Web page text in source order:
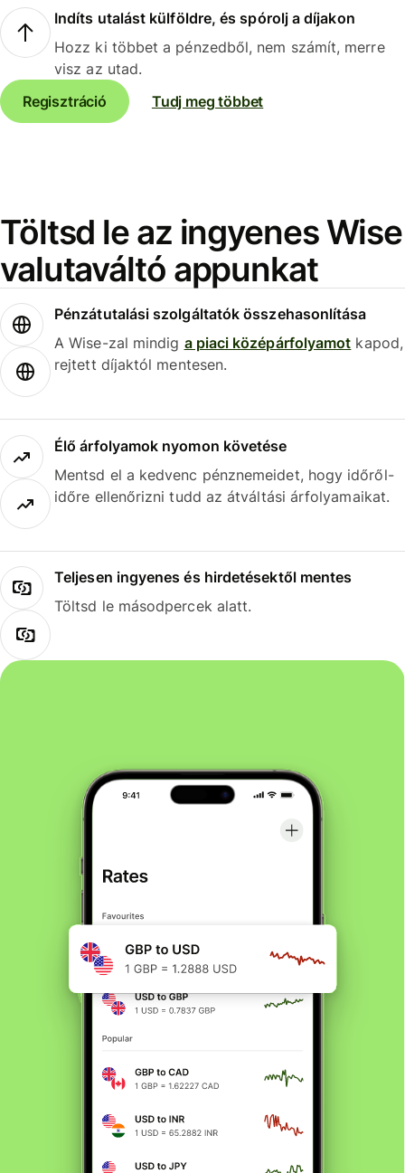
Indíts utalást külföldre, és spórolj a díjakon
Hozz ki többet a pénzedből, nem számít, merre
visz az utad.
Regisztráció
Tudj meg többet
Töltsd le az ingyenes Wise
valutaváltó appunkat
Pénzátutalási szolgáltatók összehasonlítása
A Wise-zal mindig a piaci középárfolyamot kapod,
rejtett díjaktól mentesen.
Élő árfolyamok nyomon követése
Mentsd el a kedvenc pénznemeidet, hogy időről-
időre ellenőrizni tudd az átváltási árfolyamaikat.
Teljesen ingyenes és hirdetésektől mentes
Töltsd le másodpercek alatt.